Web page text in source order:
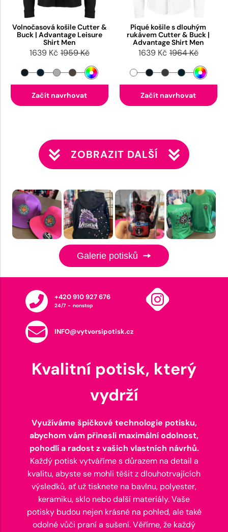
Volnočasová košile Cutter &
Buck | Advantage Leisure
Shirt Men
1639 Kč 1959 Kč
Začít navrhovat
Piqué košile s dlouhým
rukávem Cutter & Buck |
Advantage Shirt Men
1639 Kč 1964 Kč
Začít navrhovat
ZOBRAZIT DALŠÍ
Galerie potisků
+420 910 927 676
24/7 - nonstop
INFO@vytvorsipotisk.cz
Kvalitní potisk, který
vydrží
Využíváme špičkové technologie potisku,
abychom vám přinesli maximální odolnost,
pohodlí a radost z vašich vlastních návrhů.
Každý potisk vytváříme s důrazem na detail a
kvalitu, abyste se mohli těšit z dlouhotrvajících
výsledků, ať už tisknete na bavlnu, polyester,
keramiku, sklo nebo další materiály. Vaše
potisky budou nejen krásné na pohled, ale také
odolné vůči praní a sušení. Věříme, že každý